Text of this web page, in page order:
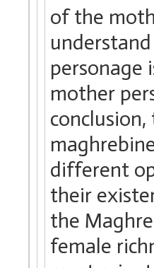
of the
personage
mother
different
their
the
female